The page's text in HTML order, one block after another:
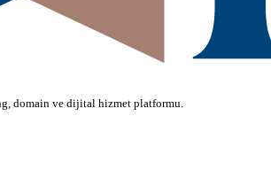
domain ve dijital hizmet platformu.